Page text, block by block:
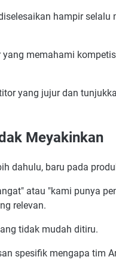
hampir selalu
memahami
yang jujur dan
Meyakinkan
dahulu, baru pada
atau "kami punya
relevan.
tidak mudah ditiru.
spesifik mengapa tim